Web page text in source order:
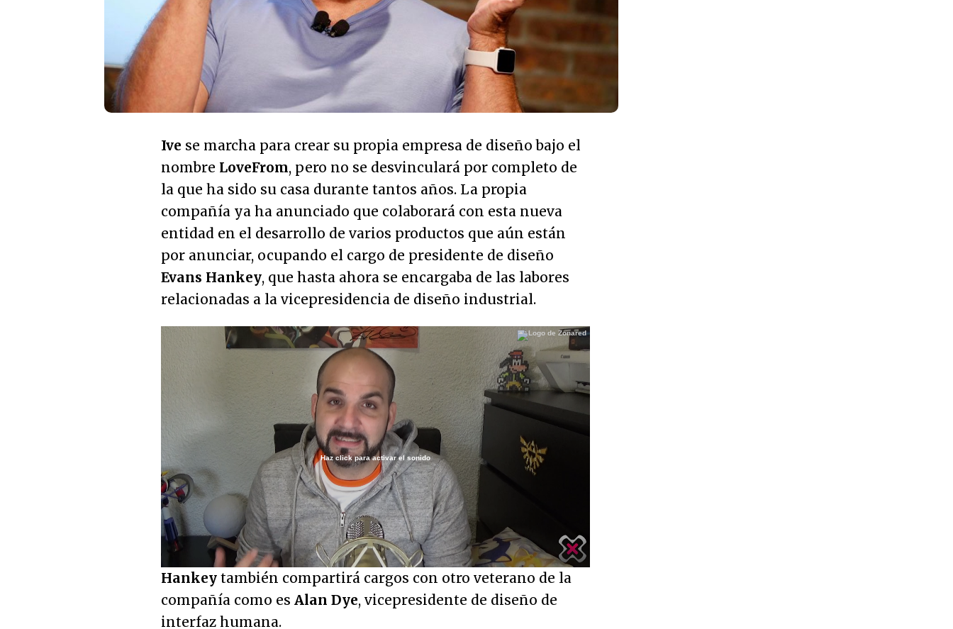
Ive se marcha para crear su propia empresa de diseño bajo el
nombre LoveFrom, pero no se desvinculará por completo de
la que ha sido su casa durante tantos años. La propia
compañía ya ha anunciado que colaborará con esta nueva
entidad en el desarrollo de varios productos que aún están
por anunciar, ocupando el cargo de presidente de diseño
Evans Hankey, que hasta ahora se encargaba de las labores
relacionadas a la vicepresidencia de diseño industrial.
Unmute /
Loaded
3.06%
Haz click para activar el sonido
Hankey también compartirá cargos con otro veterano de la
compañía como es Alan Dye, vicepresidente de diseño de
interfaz humana.